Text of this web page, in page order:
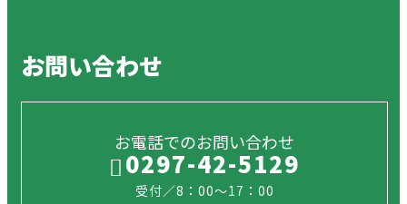
お問い合わせ
お電話でのお問い合わせ
0297-42-5129
受付／8：00～17：00